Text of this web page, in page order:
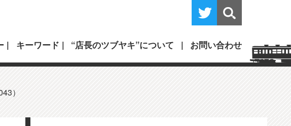
キーワード “店長のツブヤキ”について お問い合わせ
）